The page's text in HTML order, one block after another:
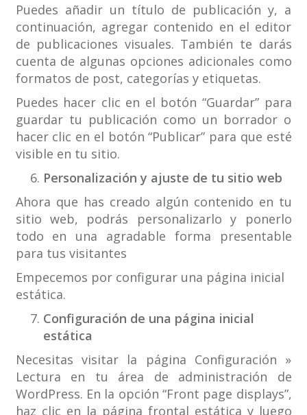
Puedes añadir un título de publicación y, a
continuación, agregar contenido en el editor
de publicaciones visuales. También te darás
cuenta de algunas opciones adicionales como
formatos de post, categorías y etiquetas.
Puedes hacer clic en el botón “Guardar” para
guardar tu publicación como un borrador o
hacer clic en el botón “Publicar” para que esté
visible en tu sitio.
Personalización y ajuste de tu sitio web
Ahora que has creado algún contenido en tu
sitio web, podrás personalizarlo y ponerlo
todo en una agradable forma presentable
para tus visitantes
Empecemos por configurar una página inicial
estática.
Configuración de una página inicial
estática
Necesitas visitar la página Configuración »
Lectura en tu área de administración de
WordPress. En la opción “Front page displays”,
haz clic en la página frontal estática y luego